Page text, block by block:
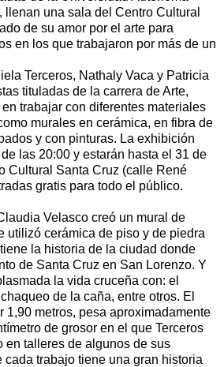
una sala del Centro Cultural
de su amor por el arte para
en los que trabajaron por más de un
Terceros, Nathaly Vaca y Patricia
tituladas de la carrera de Arte,
trabajar con diferentes materiales
murales en cerámica, en fibra de
y con pinturas. La exhibición
las 20:00 y estarán hasta el 31 de
Cultural Santa Cruz (calle René
gratis para todo el público.
Velasco creó un mural de
utilizó cerámica de piso y de piedra
la historia de la ciudad donde
de Santa Cruz en San Lorenzo. Y
la vida cruceña con: el
de la caña, entre otros. El
1,90 metros, pesa aproximadamente
de grosor en el que Terceros
en talleres de algunos de sus
trabajo tiene una gran historia